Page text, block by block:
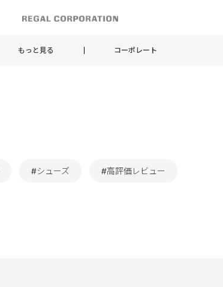
もっと見る コーポレート
#シューズ #高評価レビュー